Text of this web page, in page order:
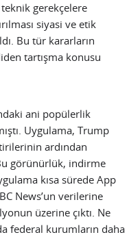
gerekçelere
siyasi ve etik
Bu tür kararların
tartışma konusu
ani popülerlik
Uygulama, Trump
ardından
görünürlük, indirme
kısa sürede App
News’un verilerine
üzerine çıktı. Ne
federal kurumların daha